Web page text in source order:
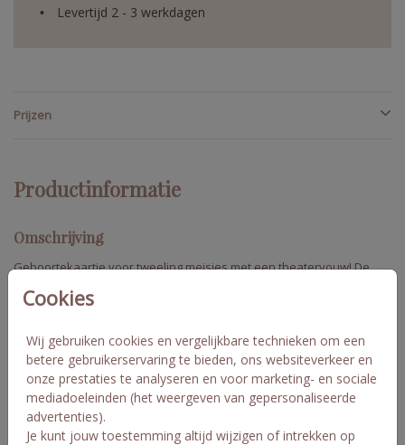
Cookies
Wij gebruiken cookies en vergelijkbare technieken om een
betere gebruikerservaring te bieden, ons websiteverkeer en
onze prestaties te analyseren en voor marketing- en sociale
mediadoeleinden (het weergeven van gepersonaliseerde
advertenties).
Je kunt jouw toestemming altijd wijzigen of intrekken op
Levertijd 2 - 3 werkdagen
Prijzen
Productinformatie
Omschrijving
Geboortekaartje voor tweeling meisjes met een theatervouw! De
Pas aan naar eigen wens en bestel een proefdruk om het
Let op: Vanwege de vouwlijn en afwerking zullen afbeeldingen
en tekeningen die over de deurtjes naast elkaar worden
geplaatst, niet perfect op elkaar aansluiten. Linde en Mirte
Toon meer
Collectie